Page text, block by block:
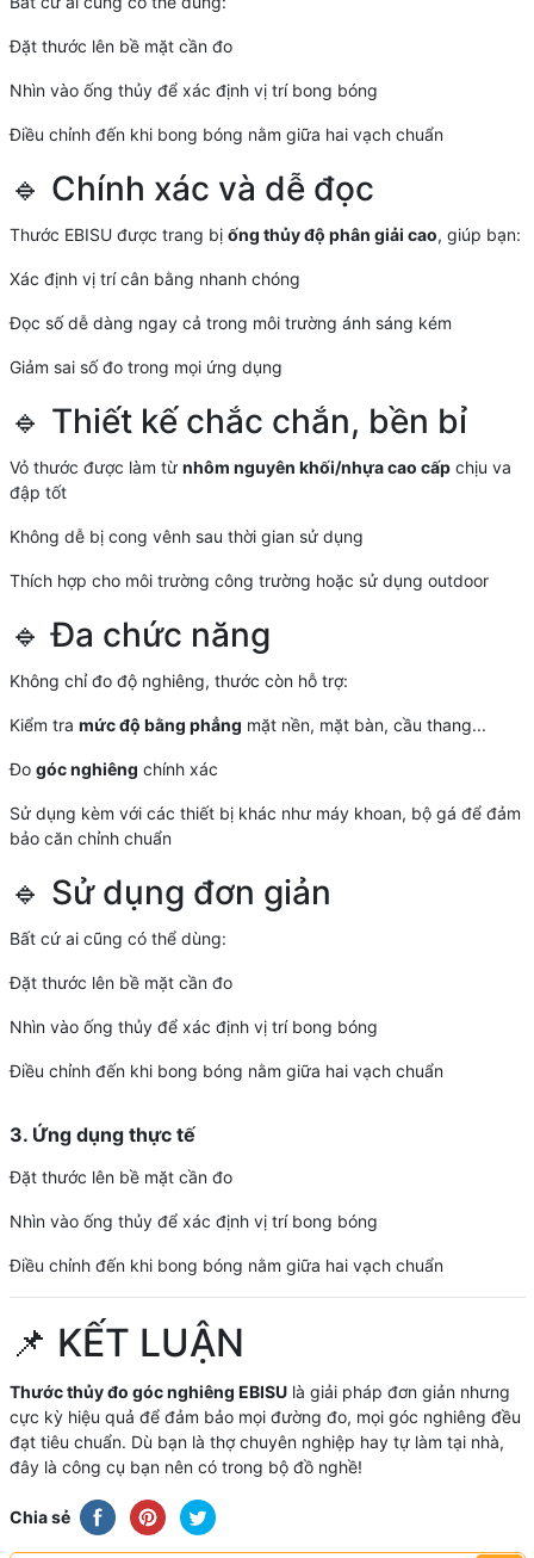
Đặt thước lên bề mặt cần đo
Nhìn vào ống thủy để xác định vị trí bong bóng
Điều chỉnh đến khi bong bóng nằm giữa hai vạch chuẩn
🔹 Chính xác và dễ đọc
Thước EBISU được trang bị ống thủy độ phân giải cao, giúp bạn:
Xác định vị trí cân bằng nhanh chóng
Đọc số dễ dàng ngay cả trong môi trường ánh sáng kém
Giảm sai số đo trong mọi ứng dụng
🔹 Thiết kế chắc chắn, bền bỉ
Vỏ thước được làm từ nhôm nguyên khối/nhựa cao cấpchịu va
đập tốt
Không dễ bị cong vênh sau thời gian sử dụng
Thích hợp cho môi trường công trường hoặc sử dụng outdoor
🔹 Đa chức năng
Không chỉ đo độ nghiêng, thước còn hỗ trợ:
Kiểm tra mức độ bằng phẳng mặt nền, mặt bàn, cầu thang...
Đo góc nghiêng chính xác
Sử dụng kèm với các thiết bị khác như máy khoan, bộ gá để đảm
bảo căn chỉnh chuẩn
🔹 Sử dụng đơn giản
Bất cứ ai cũng có thể dùng:
Đặt thước lên bề mặt cần đo
Nhìn vào ống thủy để xác định vị trí bong bóng
Điều chỉnh đến khi bong bóng nằm giữa hai vạch chuẩn
3. Ứng dụng thực tế​​​​​​​
Đặt thước lên bề mặt cần đo
Nhìn vào ống thủy để xác định vị trí bong bóng
Điều chỉnh đến khi bong bóng nằm giữa hai vạch chuẩn
📌 KẾT LUẬN
Thước thủy đo góc nghiêng EBISUlà giải pháp đơn giản nhưng
cực kỳ hiệu quả để đảm bảo mọi đường đo, mọi góc nghiêng đều
đạt tiêu chuẩn. Dù bạn là thợ chuyên nghiệp hay tự làm tại nhà,
đây là công cụ bạn nên có trong bộ đồ nghề!
Chia sẻ